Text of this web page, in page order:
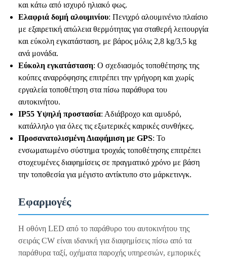
και κάτω από ισχυρό ηλιακό φως.
Ελαφριά δομή αλουμινίου: Πενιχρό αλουμινένιο πλαίσιο
με εξαιρετική απώλεια θερμότητας για σταθερή λειτουργία
και εύκολη εγκατάσταση, με βάρος μόλις 2,8 kg/3,5 kg
ανά μονάδα.
Εύκολη εγκατάσταση: Ο σχεδιασμός τοποθέτησης της
κούπες αναρρόφησης επιτρέπει την γρήγορη και χωρίς
εργαλεία τοποθέτηση στα πίσω παράθυρα του
αυτοκινήτου.
IP55 Υψηλή προστασία: Αδιάβροχο και αμυδρό,
κατάλληλο για όλες τις εξωτερικές καιρικές συνθήκες.
Προσανατολισμένη Διαφήμιση με GPS: Το
ενσωματωμένο σύστημα τροχιάς τοποθέτησης επιτρέπει
στοχευμένες διαφημίσεις σε πραγματικό χρόνο με βάση
την τοποθεσία για μέγιστο αντίκτυπο στο μάρκετινγκ.
Εφαρμογές
Η οθόνη LED από το παράθυρο του αυτοκινήτου της
σειράς CW είναι ιδανική για διαφημίσεις πίσω από τα
παράθυρα ταξί, οχήματα παροχής υπηρεσιών, εμπορικές